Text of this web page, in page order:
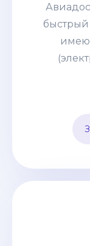
быстрый
товары
и